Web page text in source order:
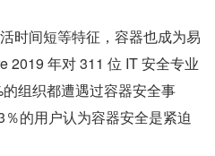
时间短等特征，容器也成为易
2019 年对 311 位 IT 安全专业
组织都遭遇过容器安全事
的用户认为容器安全是紧迫